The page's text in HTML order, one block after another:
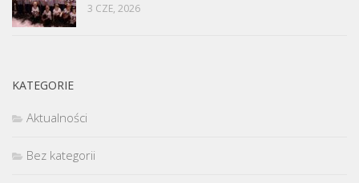
3 CZE, 2026
KATEGORIE
Aktualności
Bez kategorii